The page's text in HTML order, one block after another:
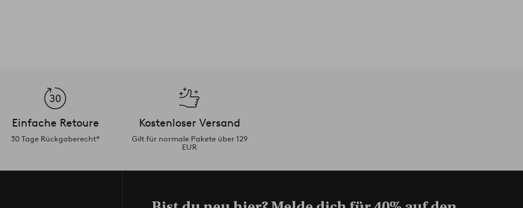
Einfache Retoure
30 Tage Rückgaberecht*
Kostenloser Versand
Gilt für normale Pakete über 129
EUR